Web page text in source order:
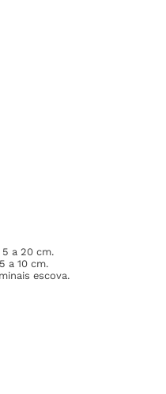
a 20 cm.
a 10 cm.
escova.